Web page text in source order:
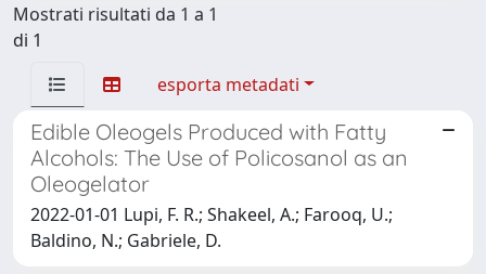
Mostrati risultati da 1 a 1
di 1
esporta metadati
Edible Oleogels Produced with Fatty
Alcohols: The Use of Policosanol as an
Oleogelator
2022-01-01 Lupi, F. R.; Shakeel, A.; Farooq, U.;
Baldino, N.; Gabriele, D.